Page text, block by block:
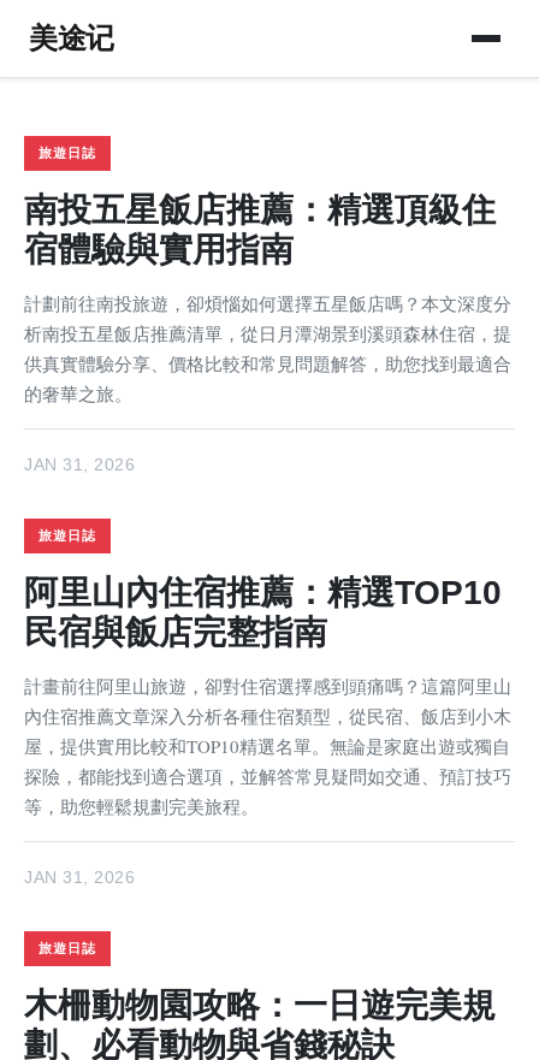
美途记
旅遊日誌
南投五星飯店推薦：精選頂級住
宿體驗與實用指南
計劃前往南投旅遊，卻煩惱如何選擇五星飯店嗎？本文深度分
析南投五星飯店推薦清單，從日月潭湖景到溪頭森林住宿，提
供真實體驗分享、價格比較和常見問題解答，助您找到最適合
的奢華之旅。
JAN 31, 2026
旅遊日誌
阿里山內住宿推薦：精選TOP10
民宿與飯店完整指南
計畫前往阿里山旅遊，卻對住宿選擇感到頭痛嗎？這篇阿里山
內住宿推薦文章深入分析各種住宿類型，從民宿、飯店到小木
屋，提供實用比較和TOP10精選名單。無論是家庭出遊或獨自
探險，都能找到適合選項，並解答常見疑問如交通、預訂技巧
等，助您輕鬆規劃完美旅程。
JAN 31, 2026
旅遊日誌
木柵動物園攻略：一日遊完美規
劃、必看動物與省錢秘訣